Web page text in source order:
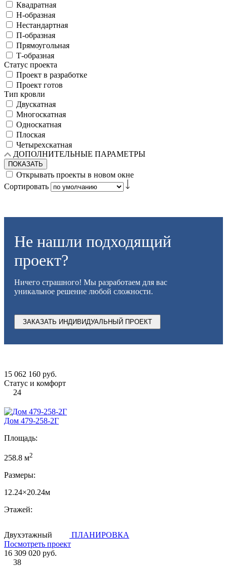
Квадратная
Н-образная
Нестандартная
П-образная
Прямоугольная
Т-образная
Статус проекта
Проект в разработке
Проект готов
Тип кровли
Двускатная
Многоскатная
Односкатная
Плоская
Четырехскатная
ДОПОЛНИТЕЛЬНЫЕ ПАРАМЕТРЫ
ПОКАЗАТЬ
Открывать проекты в новом окне
Сортировать
Не нашли подходящий
проект?
Ничего страшного! Мы разработаем для вас
уникальное решение любой сложности.
ЗАКАЗАТЬ ИНДИВИДУАЛЬНЫЙ ПРОЕКТ
15 062 160 руб.
Статус и комфорт
24
Дом 479-258-2Г
Площадь:
258.8 м2
Размеры:
12.24×20.24м
Этажей:
Двухэтажный
ПЛАНИРОВКА
Посмотреть проект
16 309 020 руб.
38